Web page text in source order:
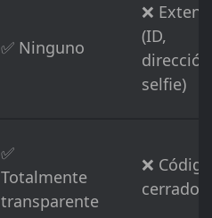
✅ Ninguno
❌
(ID,
selfie)
✅
Totalmente
transparente
❌ Código
cerrado